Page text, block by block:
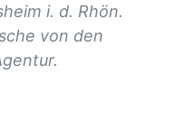
i. d. Rhön.
von den